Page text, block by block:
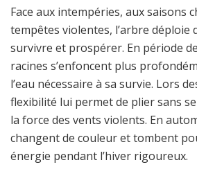
Face aux intempéries, aux saisons
tempêtes violentes, l’arbre déploie
survivre et prospérer. En période
racines s’enfoncent plus
l’eau nécessaire à sa survie. Lors
flexibilité lui permet de plier sans
la force des vents violents. En
changent de couleur et tombent
énergie pendant l’hiver rigoureux.